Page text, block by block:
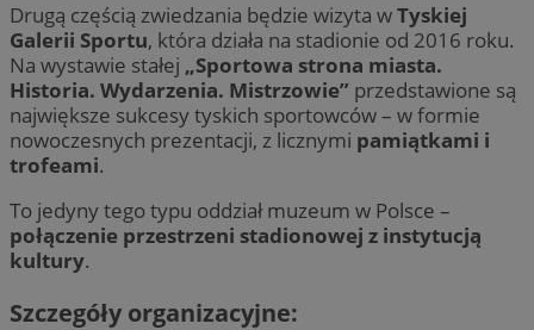
Drugą częścią zwiedzania będzie wizyta wTyskiej
Galerii Sportu, która działa na stadionie od 2016 roku.
Na wystawie stałej „Sportowa strona miasta.
Historia. Wydarzenia. Mistrzowie” przedstawione są
największe sukcesy tyskich sportowców – w formie
nowoczesnych prezentacji, z licznymi pamiątkami i
trofeami.
To jedyny tego typu oddział muzeum w Polsce –
połączenie przestrzeni stadionowej z instytucją
kultury.
Szczegóły organizacyjne: